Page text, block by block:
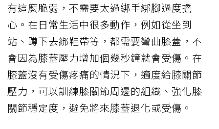
有這麼脆弱，不需要太過綁手綁腳過度擔
心。在日常生活中很多動作，例如從坐到
站、蹲下去綁鞋帶等，都需要彎曲膝蓋，不
會因為膝蓋壓力增加個幾秒鐘就會受傷。在
膝蓋沒有受傷疼痛的情況下，適度給膝關節
壓力，可以訓練膝關節周邊的組織、強化膝
關節穩定度，避免將來膝蓋退化或受傷。